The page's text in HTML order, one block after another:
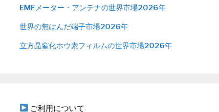
EMFメーター・アンテナの世界市場2026年
世界の無はんだ端子市場2026年
立方晶窒化ホウ素フィルムの世界市場2026年
ご利用について